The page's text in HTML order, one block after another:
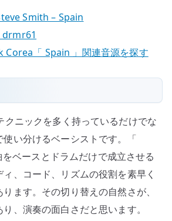
Smith – Spain
drmr61
Corea「 Spain 」関連音源を探す
ニックを多く持っているだけでな
使い分けるベーシストです。「
ベースとドラムだけで成立させる
、コード、リズムの役割を素早く
ます。その切り替えの自然さが、
、演奏の面白さだと思います。